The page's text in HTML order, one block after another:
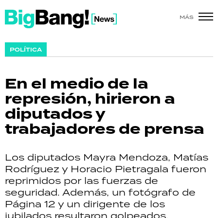
MÁS
POLÍTICA
En el medio de la
represión, hirieron a
diputados y
trabajadores de prensa
Los diputados Mayra Mendoza, Matías
Rodríguez y Horacio Pietragala fueron
reprimidos por las fuerzas de
seguridad. Además, un fotógrafo de
Página 12 y un dirigente de los
jubilados resultaron golpeados.
SHOW
ACTUALIDAD
POLICIALES
ECONOMÍA
GRAN HERMANO
SALUD
DEPORTES